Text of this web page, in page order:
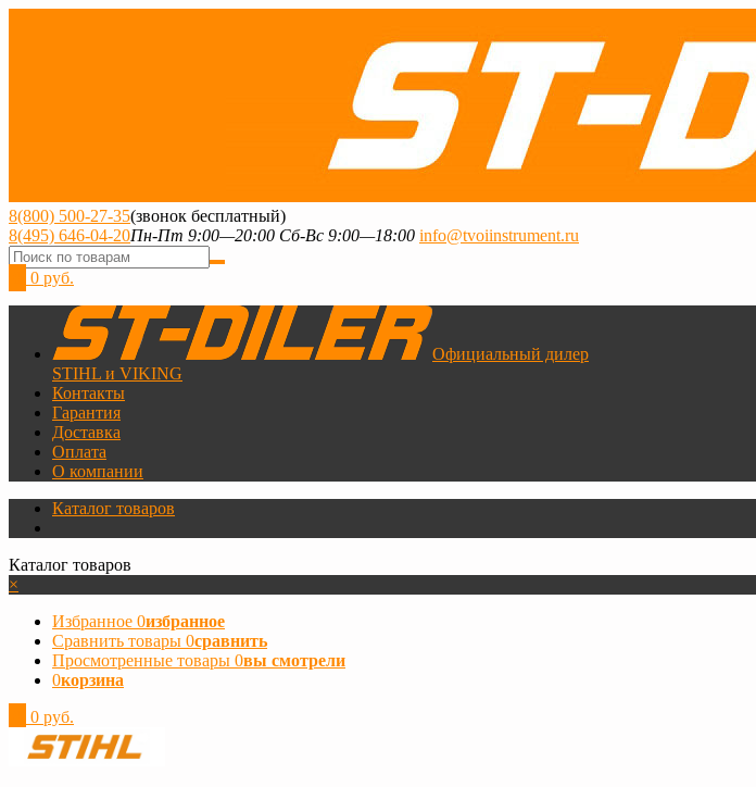
8(800) 500-27-35(звонок бесплатный)
8(495) 646-04-20Пн-Пт 9:00—20:00 Сб-Вс 9:00—18:00 info@tvoiinstrument.ru
0 руб.
Официальный дилер
STIHL и VIKING
Контакты
Гарантия
Доставка
Оплата
О компании
Каталог товаров
Каталог товаров
×
Избранное 0избранное
Сравнить товары 0сравнить
Просмотренные товары 0вы смотрели
0корзина
0 руб.